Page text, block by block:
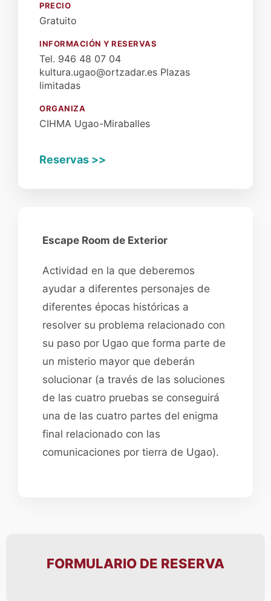
Escape Room de Exterior
Actividad en la que deberemos
ayudar a diferentes personajes de
diferentes épocas históricas a
resolver su problema relacionado con
su paso por Ugao que forma parte de
un misterio mayor que deberán
solucionar (a través de las soluciones
de las cuatro pruebas se conseguirá
una de las cuatro partes del enigma
final relacionado con las
comunicaciones por tierra de Ugao).
PRECIO
Gratuito
INFORMACIÓN Y RESERVAS
Tel. 946 48 07 04
kultura.ugao@ortzadar.es Plazas
limitadas
ORGANIZA
CIHMA Ugao-Miraballes
Reservas >>
FORMULARIO DE RESERVA